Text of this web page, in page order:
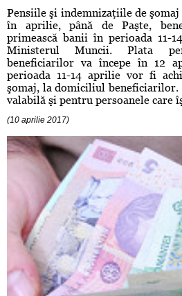
Pensiile şi indemnizaţiile de
în aprilie, până de Paşte,
primească banii în perioada 11-
Ministerul Muncii. Plata
beneficiarilor va începe în 12
perioada 11-14 aprilie vor fi
şomaj, la domiciliul beneficiarilor.
valabilă şi pentru persoanele care
(10 aprilie 2017)